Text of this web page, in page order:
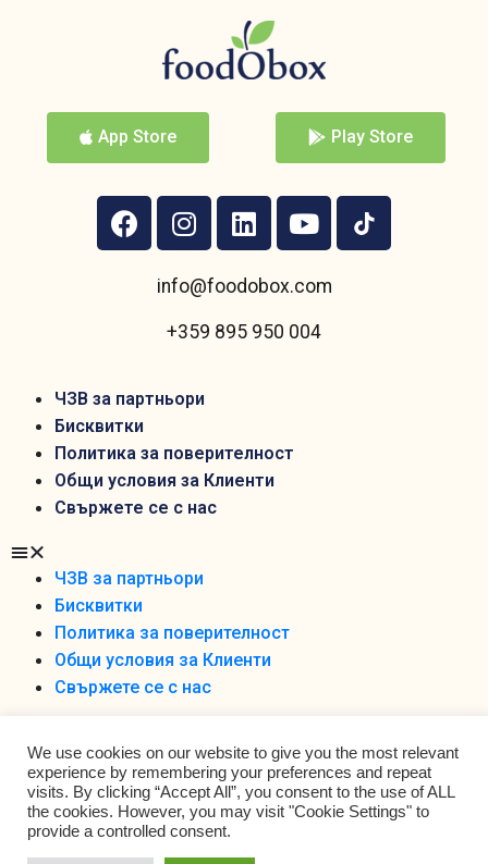
App Store Play Store
info@foodobox.com
+359 895 950 004
ЧЗВ за партньори
Бисквитки
Политика за поверителност
Общи условия за Клиенти
Свържете се с нас
ЧЗВ за партньори
Бисквитки
Политика за поверителност
Общи условия за Клиенти
Свържете се с нас
Foodobox 2021 Ltd ©
We use cookies on our website to give you the most relevant
experience by remembering your preferences and repeat
visits. By clicking “Accept All”, you consent to the use of ALL
the cookies. However, you may visit "Cookie Settings" to
provide a controlled consent.